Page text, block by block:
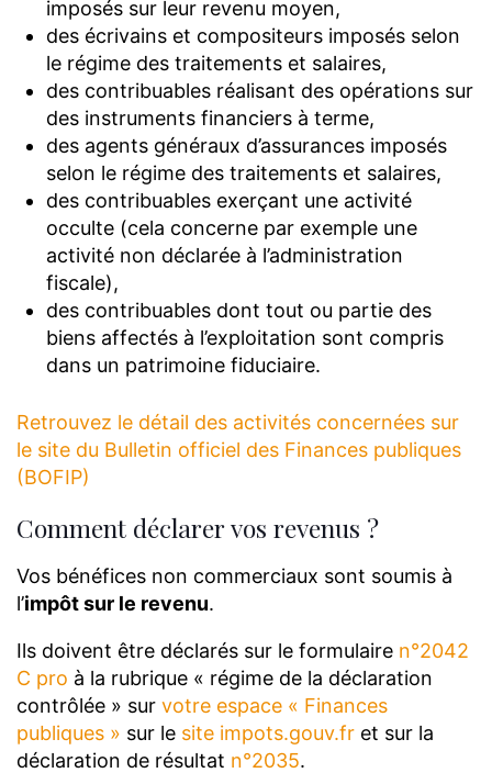
imposés sur leur revenu moyen,
des écrivains et compositeurs imposés selon
le régime des traitements et salaires,
des contribuables réalisant des opérations sur
des instruments financiers à terme,
des agents généraux d’assurances imposés
selon le régime des traitements et salaires,
des contribuables exerçant une activité
occulte (cela concerne par exemple une
activité non déclarée à l’administration
fiscale),
des contribuables dont tout ou partie des
biens affectés à l’exploitation sont compris
dans un patrimoine fiduciaire.
Retrouvez le détail des activités concernées sur
le site du Bulletin officiel des Finances publiques
(BOFIP)
Comment déclarer vos revenus ?
Vos bénéfices non commerciaux sont soumis à
l’impôt sur le revenu.
Ils doivent être déclarés sur le formulaire n°2042
C pro à la rubrique « régime de la déclaration
contrôlée » sur votre espace « Finances
publiques » sur le site impots.gouv.fr et sur la
déclaration de résultat n°2035.